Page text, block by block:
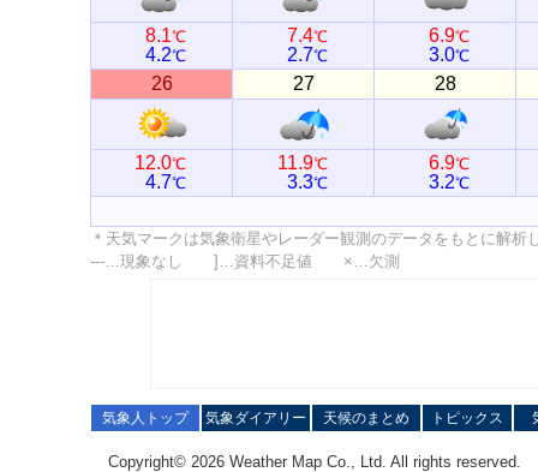
8.1℃
4.2℃
7.4℃
2.7℃
6.9℃
3.0℃
26 27 28
12.0℃
4.7℃
11.9℃
3.3℃
6.9℃
3.2℃
＊天気マークは気象衛星やレーダー観測のデータをもとに解
---…現象なし ]…資料不足値 ×…欠測
気象人トップ 気象ダイアリー 天候のまとめ トピックス
Copyright© 2026 Weather Map Co., Ltd. All rights reserved.